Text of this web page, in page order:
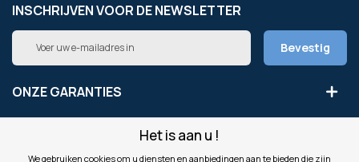
Het is aan u !
We gebruiken cookies om u diensten en aanbiedingen aan te bieden die zijn
INSCHRIJVEN VOOR DE NEWSLETTER
Abonneer
op
onze
nieuwsbrief
Bevestig
ONZE GARANTIES